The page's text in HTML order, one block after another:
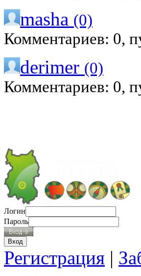
masha (0)
Комментариев: 0,
derimer (0)
Комментариев: 0,
Логин
Пароль
Регистрация |